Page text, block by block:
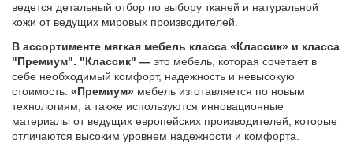
ведется детальный отбор по выбору тканей и натуральной
кожи от ведущих мировых производителей.
В ассортименте мягкая мебель класса «Классик» и класса
"Премиум". "Классик" — это мебель, которая сочетает в
себе необходимый комфорт, надежность и невысокую
стоимость. «Премиум» мебель изготавляется по новым
технологиям, а также используются инновационные
материалы от ведущих европейских производителей,
которые
отличаются высоким уровнем надежности и комфорта.